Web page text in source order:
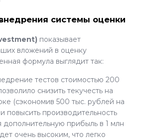
системы оценки
показывает
вложений в оценку
формула выглядит так:
тестов стоимостью 200
снизить текучесть на
(сэкономив 500 тыс. рублей на
повысить производительность
дополнительную прибыль в 1 млн
очень высоким, что легко